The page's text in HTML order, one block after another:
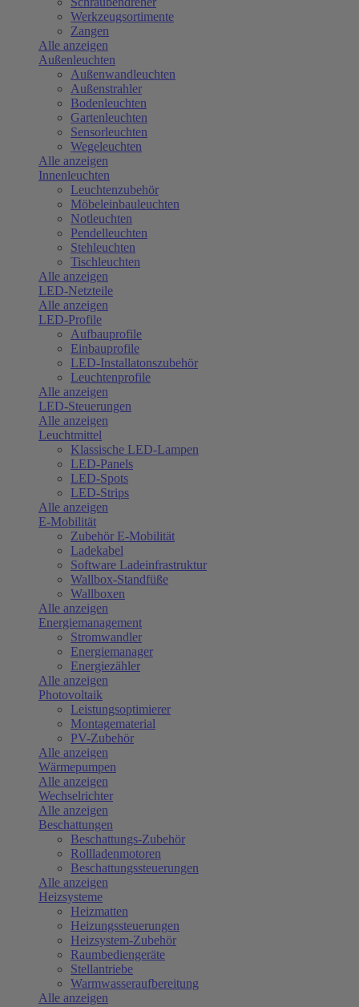
Werkzeugsortimente
Zangen
Alle anzeigen
Außenleuchten
Außenwandleuchten
Außenstrahler
Bodenleuchten
Gartenleuchten
Sensorleuchten
Wegeleuchten
Alle anzeigen
Innenleuchten
Leuchtenzubehör
Möbeleinbauleuchten
Notleuchten
Pendelleuchten
Stehleuchten
Tischleuchten
Alle anzeigen
LED-Netzteile
Alle anzeigen
LED-Profile
Aufbauprofile
Einbauprofile
LED-Installatonszubehör
Leuchtenprofile
Alle anzeigen
LED-Steuerungen
Alle anzeigen
Leuchtmittel
Klassische LED-Lampen
LED-Panels
LED-Spots
LED-Strips
Alle anzeigen
E-Mobilität
Zubehör E-Mobilität
Ladekabel
Software Ladeinfrastruktur
Wallbox-Standfüße
Wallboxen
Alle anzeigen
Energiemanagement
Stromwandler
Energiemanager
Energiezähler
Alle anzeigen
Photovoltaik
Leistungsoptimierer
Montagematerial
PV-Zubehör
Alle anzeigen
Wärmepumpen
Alle anzeigen
Wechselrichter
Alle anzeigen
Beschattungen
Beschattungs-Zubehör
Rollladenmotoren
Beschattungssteuerungen
Alle anzeigen
Heizsysteme
Heizmatten
Heizungssteuerungen
Heizsystem-Zubehör
Raumbediengeräte
Stellantriebe
Warmwasseraufbereitung
Alle anzeigen